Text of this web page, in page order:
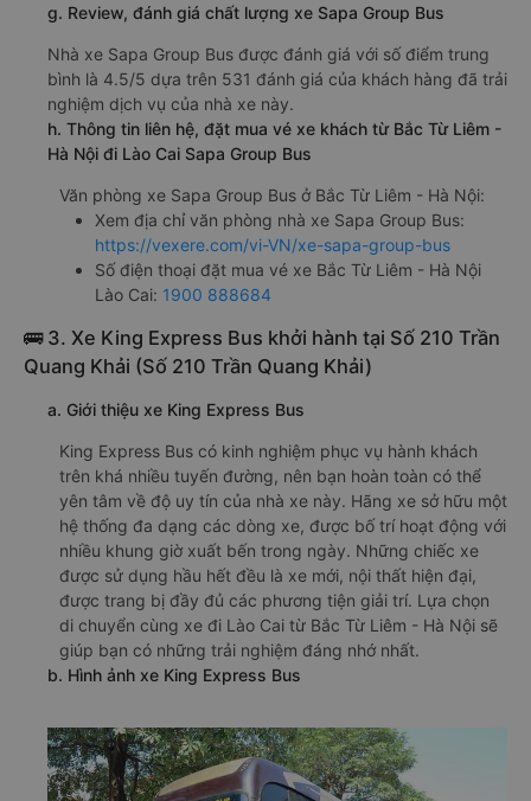
g. Review, đánh giá chất lượng xe Sapa Group Bus
Nhà xe Sapa Group Bus được đánh giá với số điểm trung
bình là 4.5/5 dựa trên 531 đánh giá của khách hàng đã trải
nghiệm dịch vụ của nhà xe này.
h. Thông tin liên hệ, đặt mua vé xe khách từ Bắc Từ Liêm -
Hà Nội đi Lào Cai Sapa Group Bus
Văn phòng xe Sapa Group Bus ở Bắc Từ Liêm - Hà Nội:
Xem địa chỉ văn phòng nhà xe Sapa Group Bus:
https://vexere.com/vi-VN/xe-sapa-group-bus
Số điện thoại đặt mua vé xe Bắc Từ Liêm - Hà Nội
Lào Cai: 1900 888684
🚌 3. Xe King Express Bus khởi hành tại Số 210 Trần
Quang Khải (Số 210 Trần Quang Khải)
a. Giới thiệu xe King Express Bus
King Express Bus có kinh nghiệm phục vụ hành khách
trên khá nhiều tuyến đường, nên bạn hoàn toàn có thể
yên tâm về độ uy tín của nhà xe này. Hãng xe sở hữu một
hệ thống đa dạng các dòng xe, được bố trí hoạt động với
nhiều khung giờ xuất bến trong ngày. Những chiếc xe
được sử dụng hầu hết đều là xe mới, nội thất hiện đại,
được trang bị đầy đủ các phương tiện giải trí. Lựa chọn
di chuyển cùng xe đi Lào Cai từ Bắc Từ Liêm - Hà Nội sẽ
giúp bạn có những trải nghiệm đáng nhớ nhất.
b. Hình ảnh xe King Express Bus